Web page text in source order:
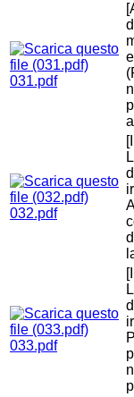
031.pdf
032.pdf
033.pdf